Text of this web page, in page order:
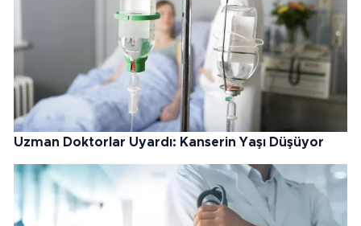
Uzman Doktorlar Uyardı: Kanserin Yaşı Düşüyor